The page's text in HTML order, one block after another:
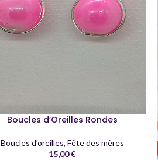
Boucles d’Oreilles Rondes
Boucles d’oreilles, Fête des mères
15,00€